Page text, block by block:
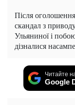
Після
скандал з
Ульяниної і
дізналися
Читайте
Google